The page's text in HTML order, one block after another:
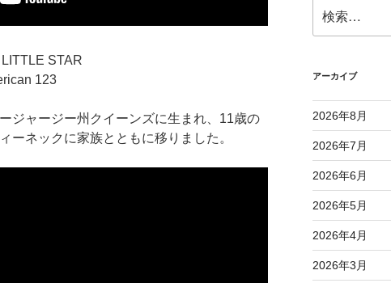
STAR
123
ジャージー州クイーンズに生まれ、11歳の
ーネックに家族とともに移りました。
索:
アーカイブ
2026年8月
2026年7月
2026年6月
2026年5月
2026年4月
2026年3月